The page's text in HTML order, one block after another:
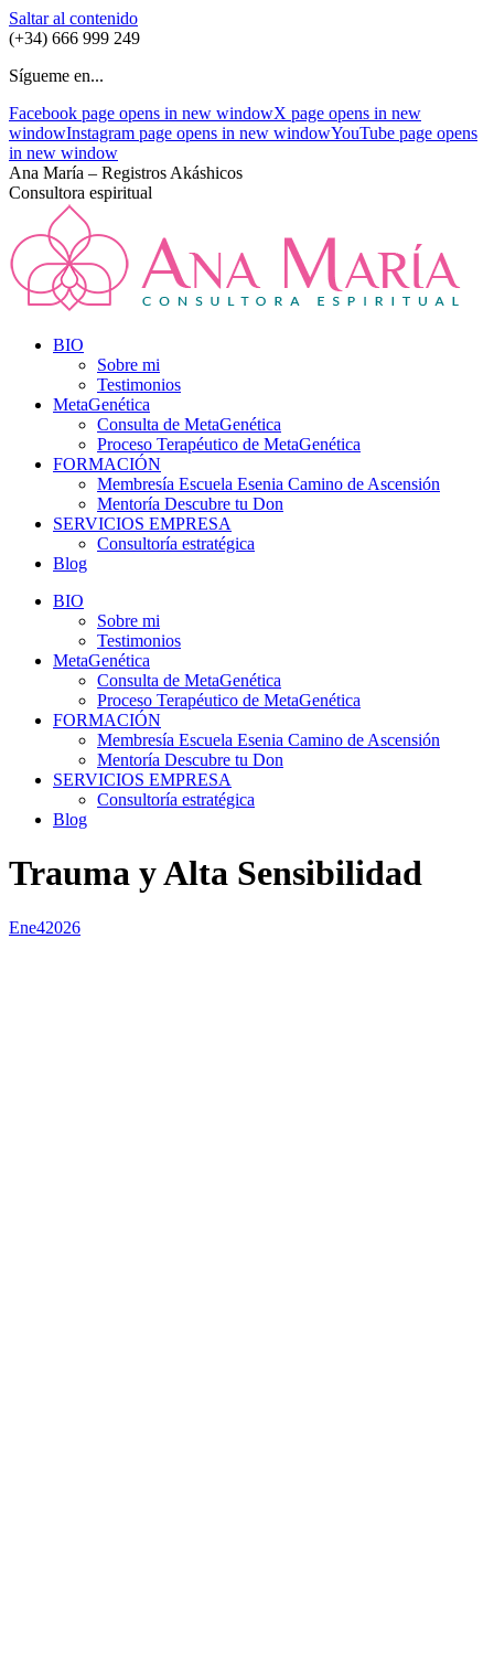
Saltar al contenido
(+34) 666 999 249
Sígueme en...
Facebook page opens in new windowX page opens in new
windowInstagram page opens in new windowYouTube page opens
in new window
Ana María – Registros Akáshicos
Consultora espiritual
BIO
Sobre mi
Testimonios
MetaGenética
Consulta de MetaGenética
Proceso Terapéutico de MetaGenética
FORMACIÓN
Membresía Escuela Esenia Camino de Ascensión
Mentoría Descubre tu Don
SERVICIOS EMPRESA
Consultoría estratégica
Blog
BIO
Sobre mi
Testimonios
MetaGenética
Consulta de MetaGenética
Proceso Terapéutico de MetaGenética
FORMACIÓN
Membresía Escuela Esenia Camino de Ascensión
Mentoría Descubre tu Don
SERVICIOS EMPRESA
Consultoría estratégica
Blog
Trauma y Alta Sensibilidad
Ene42026